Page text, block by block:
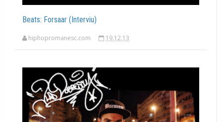
Beats: Forsaar (Interviu)
hiphopromanesc.com 19.12.13